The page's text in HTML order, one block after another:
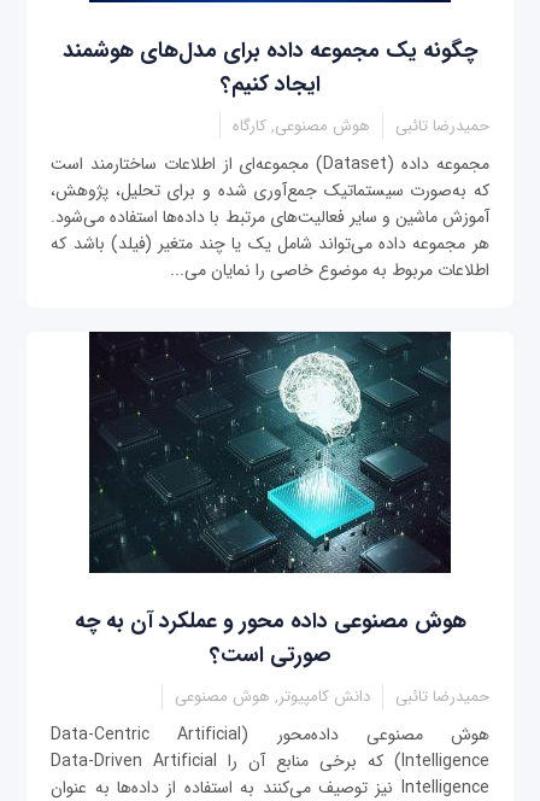
چگونه یک مجموعه داده‌ برای مدل‌های هوشمند
ایجاد کنیم؟
حمیدرضا تائبی هوش مصنوعی, کارگاه
مجموعه داده‌ (Dataset) مجموعه‌ای از اطلاعات ساختارمند است
که به‌صورت سیستماتیک جمع‌آوری شده و برای تحلیل، پژوهش،
آموزش ماشین و سایر فعالیت‌های مرتبط با داده‌ها استفاده می‌شود.
هر مجموعه داده می‌تواند شامل یک یا چند متغیر (فیلد) باشد که
اطلاعات مربوط به موضوع خاصی را نمایان می‌...
هوش مصنوعی داده محور و عملکرد آن به چه
صورتی است؟
حمیدرضا تائبی دانش کامپیوتر, هوش مصنوعی
هوش مصنوعی داده‌محور (Data-Centric Artificial
Intelligence) که برخی منابع آن‌ را Data-Driven Artificial
Intelligence نیز توصیف می‌کنند به استفاده از داده‌ها به عنوان